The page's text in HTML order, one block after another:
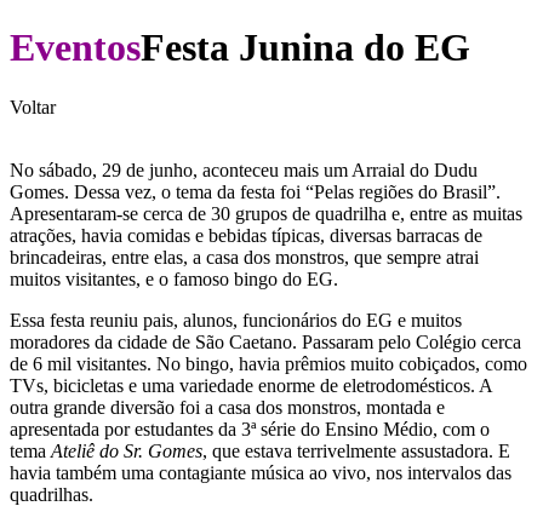
EventosFesta Junina do EG
Voltar
No sábado, 29 de junho, aconteceu mais um Arraial do Dudu
Gomes. Dessa vez, o tema da festa foi “Pelas regiões do Brasil”.
Apresentaram-se cerca de 30 grupos de quadrilha e, entre as muitas
atrações, havia comidas e bebidas típicas, diversas barracas de
brincadeiras, entre elas, a casa dos monstros, que sempre atrai
muitos visitantes, e o famoso bingo do EG.
Essa festa reuniu pais, alunos, funcionários do EG e muitos
moradores da cidade de São Caetano. Passaram pelo Colégio cerca
de 6 mil visitantes. No bingo, havia prêmios muito cobiçados, como
TVs, bicicletas e uma variedade enorme de eletrodomésticos. A
outra grande diversão foi a casa dos monstros, montada e
apresentada por estudantes da 3ª série do Ensino Médio, com o
tema Ateliê do Sr. Gomes, que estava terrivelmente assustadora. E
havia também uma contagiante música ao vivo, nos intervalos das
quadrilhas.